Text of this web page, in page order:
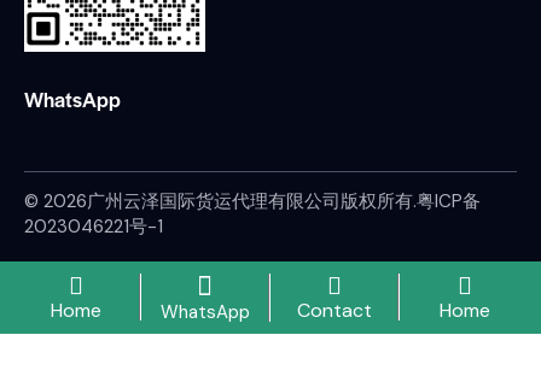
WhatsApp
© 2026广州云泽国际货运代理有限公司版权所有.粤ICP备
2023046221号-1
Home WhatsApp Contact Home